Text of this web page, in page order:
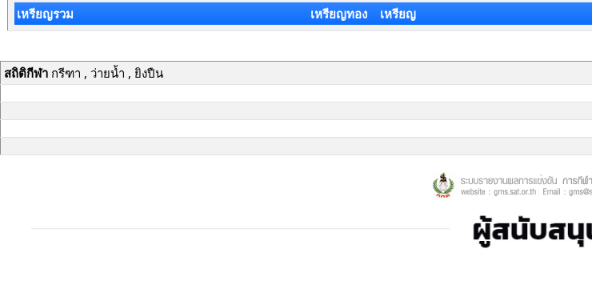
เหรียญรวม เหรียญทอง เหรียญ
สถิติกีฬากรีฑา , ว่ายน้ำ , ยิงปืน